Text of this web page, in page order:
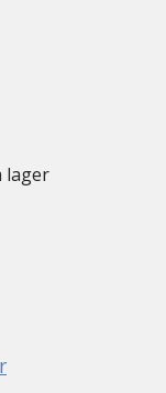
lager